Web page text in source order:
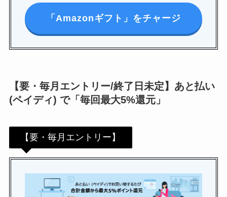
「Amazonギフト」をチャージ
【要・毎月エントリー/終了日未定】あと払い
(ペイディ) で「毎回最大5%還元」
【要・毎月エントリー】